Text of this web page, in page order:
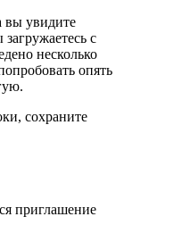
вы увидите
с
несколько
опять
сохраните
приглашение